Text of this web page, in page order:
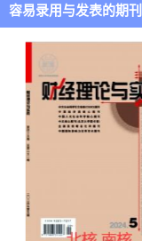
容易录用与发表的期刊